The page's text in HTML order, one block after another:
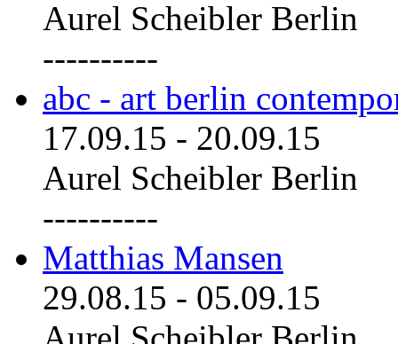
Aurel Scheibler Berlin
----------
abc - art berlin
17.09.15 - 20.09.15
Aurel Scheibler Berlin
----------
Matthias Mansen
29.08.15 - 05.09.15